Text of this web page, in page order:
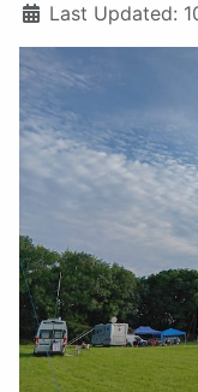
Last Updated: